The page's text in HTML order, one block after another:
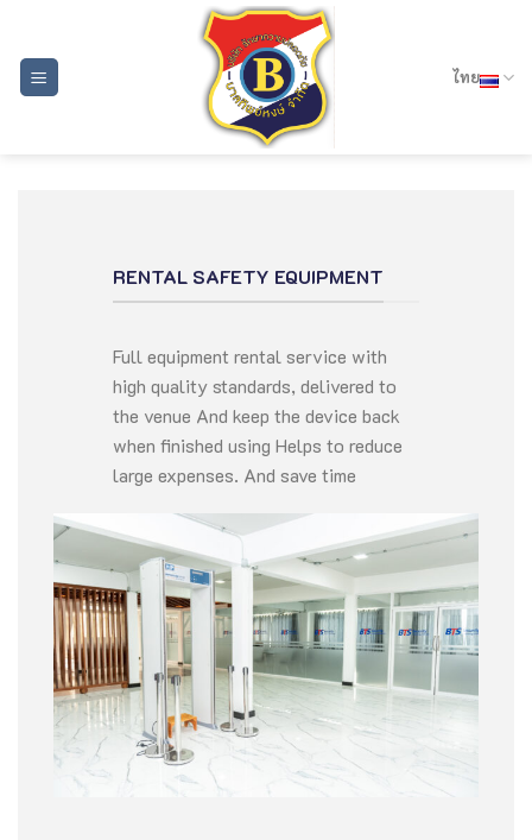
content
ไทย
RENTAL SAFETY EQUIPMENT
Full equipment rental service with
high quality standards, delivered to
the venue And keep the device back
when finished using Helps to reduce
large expenses. And save time